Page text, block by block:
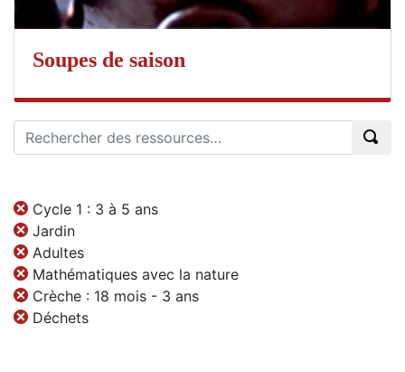
Soupes de saison
Cycle 1 : 3 à 5 ans
Jardin
Adultes
Mathématiques avec la nature
Crèche : 18 mois - 3 ans
Déchets